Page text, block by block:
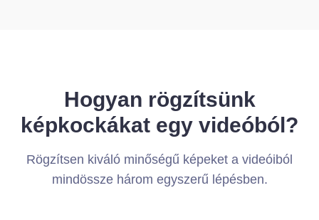
Hogyan rögzítsünk
képkockákat egy videóból?
Rögzítsen kiváló minőségű képeket a videóiból
mindössze három egyszerű lépésben.